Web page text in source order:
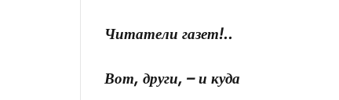
Читатели газет!..
Вот, други, – и куда